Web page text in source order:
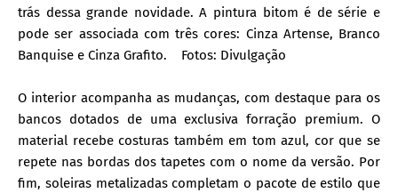
trás dessa grande novidade. A pintura bitom é de série e
pode ser associada com três cores: Cinza Artense, Branco
Banquise e Cinza Grafito.
Fotos: Divulgação
O interior acompanha as mudanças, com destaque para os
bancos dotados de uma exclusiva forração premium. O
material recebe costuras também em tom azul, cor que se
repete nas bordas dos tapetes com o nome da versão. Por
fim, soleiras metalizadas completam o pacote de estilo que